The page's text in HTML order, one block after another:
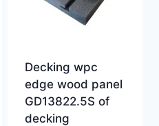
Decking wpc
edge wood panel
GD13822.5S of
decking